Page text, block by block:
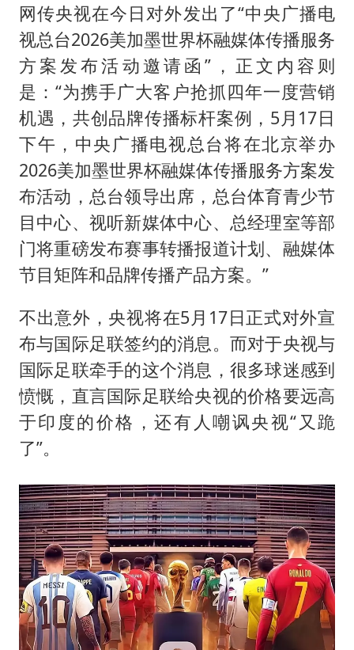
网传央视在今日对外发出了“中央广播电
视总台2026美加墨世界杯融媒体传播服务
方案发布活动邀请函”，正文内容则
是：“为携手广大客户抢抓四年一度营销
机遇，共创品牌传播标杆案例，5月17日
下午，中央广播电视总台将在北京举办
2026美加墨世界杯融媒体传播服务方案发
布活动，总台领导出席，总台体育青少节
目中心、视听新媒体中心、总经理室等部
门将重磅发布赛事转播报道计划、融媒体
节目矩阵和品牌传播产品方案。”
不出意外，央视将在5月17日正式对外宣
布与国际足联签约的消息。而对于央视与
国际足联牵手的这个消息，很多球迷感到
愤慨，直言国际足联给央视的价格要远高
于印度的价格，还有人嘲讽央视“又跪
了”。